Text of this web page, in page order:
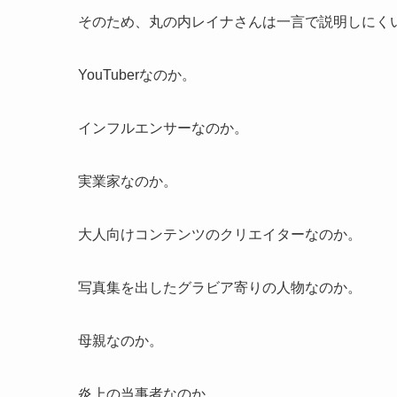
そのため、丸の内レイナさんは一言で説明しにく
YouTuberなのか。
インフルエンサーなのか。
実業家なのか。
大人向けコンテンツのクリエイターなのか。
写真集を出したグラビア寄りの人物なのか。
母親なのか。
炎上の当事者なのか。